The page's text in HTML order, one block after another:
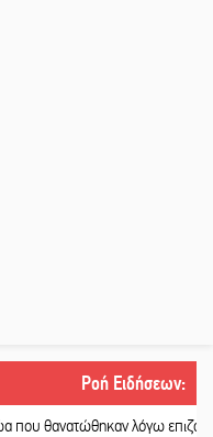
Ροή Ειδήσεων:
λόγω επιζωοτιών